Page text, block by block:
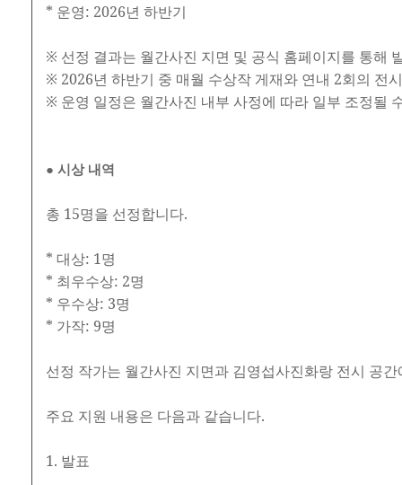
* 운영: 2026년 하반기
※ 선정 결과는 월간사진 지면 및 공식 홈페이지를 통해
※ 2026년 하반기 중 매월 수상작 게재와 연내 2회의 전
※ 운영 일정은 월간사진 내부 사정에 따라 일부 조정될
● 시상 내역
총 15명을 선정합니다.
* 대상: 1명
* 최우수상: 2명
* 우수상: 3명
* 가작: 9명
선정 작가는 월간사진 지면과 김영섭사진화랑 전시 공
주요 지원 내용은 다음과 같습니다.
1. 발표